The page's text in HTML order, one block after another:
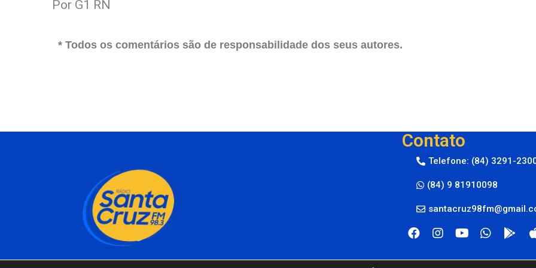
Por G1 RN
* Todos os comentários são de responsabilidade dos seus autores.
Contato
Telefone: (84) 3291-
(84) 9 81910098